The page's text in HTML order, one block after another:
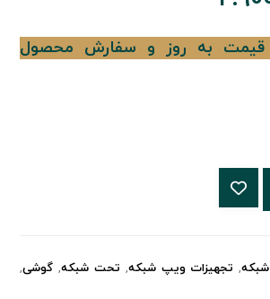
قیمت به روز و سفارش محصول
, تجهیزات ویپ شبکه, تحت شبکه, گوشی,